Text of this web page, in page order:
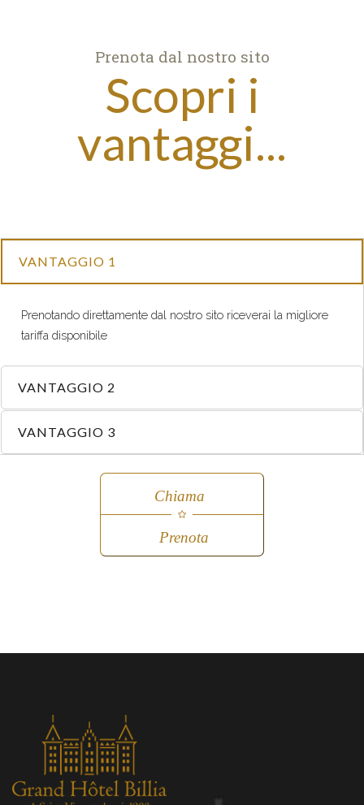
Prenota dal nostro sito
Scopri i
vantaggi...
VANTAGGIO 1
Prenotando direttamente dal nostro sito riceverai la migliore
tariffa disponibile
VANTAGGIO 2
VANTAGGIO 3
Chiama
Prenota